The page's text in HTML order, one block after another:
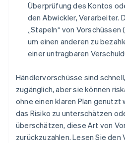
Überprüfung des Kontos
den Abwickler, Verarbeiter.
„Stapeln“ von Vorschüssen
um einen anderen zu
einer untragbaren
Händlervorschüsse sind
zugänglich, aber sie können
ohne einen klaren Plan genutzt
das Risiko zu unterschätzen
überschätzen, diese Art von
zurückzuzahlen. Lesen Sie den